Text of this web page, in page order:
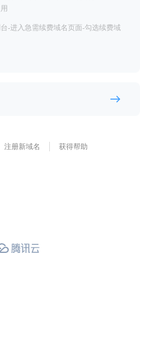
-进入急需续费域名页面-勾选续费域
注册新域名 获得帮助